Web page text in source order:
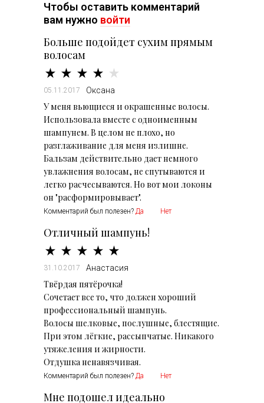
Чтобы оставить комментарий
вам нужно войти
Больше подойдет сухим прямым
волосам
05.11.2017 Оксана
У меня вьющиеся и окрашенные волосы.
Использовала вместе с одноименным
шампунем. В целом не плохо, но
разглаживание для меня излишне.
Бальзам действительно дает немного
увлажнения волосам, не спутываются и
легко расчесываются. Но вот мои локоны
он "расформировывает".
Комментарий был полезен? Да Нет
Отличный шампунь!
31.10.2017 Анастасия
Твёрдая пятёрочка!
Сочетает все то, что должен хороший
профессиональный шампунь.
Волосы шелковые, послушные, блестящие.
При этом лёгкие, рассыпчатые. Никакого
утяжеления и жирности.
Комментарий был полезен? Да Нет
Мне подошел идеально